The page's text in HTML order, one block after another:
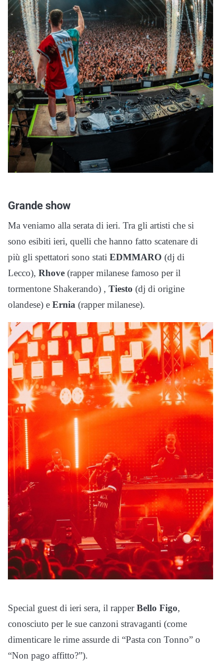
Grande show
Ma veniamo alla serata di ieri. Tra gli artisti che si
sono esibiti ieri, quelli che hanno fatto scatenare di
più gli spettatori sono stati EDMMARO (dj di
Lecco), Rhove (rapper milanese famoso per il
tormentone Shakerando) , Tiesto (dj di origine
olandese) e Ernia (rapper milanese).
Special guest di ieri sera, il rapperBello Figo,
conosciuto per le sue canzoni stravaganti (come
dimenticare le rime assurde di “Pasta con Tonno” o
“Non pago affitto?”).